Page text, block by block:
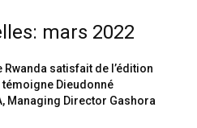
mars 2022
Rwanda satisfait de l’édition
Dieudonné
Managing Director Gashora